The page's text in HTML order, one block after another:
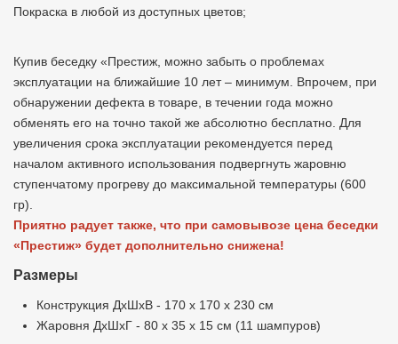
Покраска в любой из доступных цветов;
Купив беседку «Престиж, можно забыть о проблемах
эксплуатации на ближайшие 10 лет – минимум. Впрочем, при
обнаружении дефекта в товаре, в течении года можно
обменять его на точно такой же абсолютно бесплатно. Для
увеличения срока эксплуатации рекомендуется перед
началом активного использования подвергнуть жаровню
ступенчатому прогреву до максимальной температуры (600
гр).
Приятно радует также, что при самовывозе цена беседки
«Престиж» будет дополнительно снижена!
Размеры
Конструкция ДхШхВ - 170 х 170 х 230 см
Жаровня ДхШхГ - 80 х 35 х 15 см (11 шампуров)